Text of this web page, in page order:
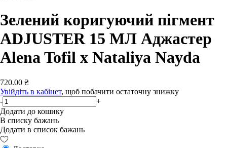
Зелений коригуючий пігмент
ADJUSTER 15 МЛ Аджастер
Alena Tofil x Nataliya Nayda
720.00 ₴
Увійдіть в кабінет, щоб побачити остаточну знижку
-
+
Додати до кошику
В списку бажань
Додати в список бажань